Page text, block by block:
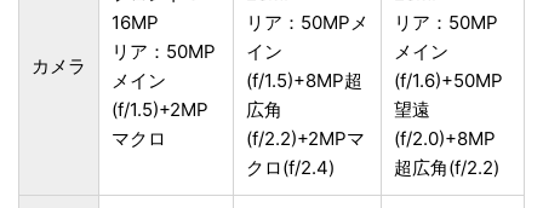
カメラ
16MP
リア：50MP
メイン
(f/1.5)+2MP
マクロ
リア：50MPメ
イン
(f/1.5)+8MP超
広角
(f/2.2)+2MPマ
クロ(f/2.4)
リア：50MP
メイン
(f/1.6)+50MP
望遠
(f/2.0)+8MP
超広角(f/2.2)